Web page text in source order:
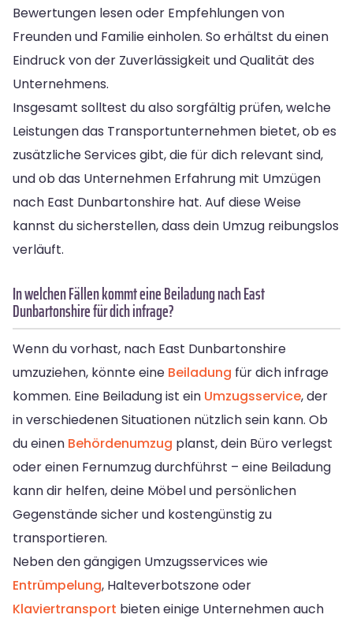
Bewertungen lesen oder Empfehlungen von
Freunden und Familie einholen. So erhältst du einen
Eindruck von der Zuverlässigkeit und Qualität des
Unternehmens.
Insgesamt solltest du also sorgfältig prüfen, welche
Leistungen das Transportunternehmen bietet, ob es
zusätzliche Services gibt, die für dich relevant sind,
und ob das Unternehmen Erfahrung mit Umzügen
nach East Dunbartonshire hat. Auf diese Weise
kannst du sicherstellen, dass dein Umzug reibungslos
verläuft.
In welchen Fällen kommt eine Beiladung nach East
Dunbartonshire für dich infrage?
Wenn du vorhast, nach East Dunbartonshire
umzuziehen, könnte eine Beiladung für dich infrage
kommen. Eine Beiladung ist ein Umzugsservice, der
in verschiedenen Situationen nützlich sein kann. Ob
du einen Behördenumzug planst, dein Büro verlegst
oder einen Fernumzug durchführst – eine Beiladung
kann dir helfen, deine Möbel und persönlichen
Gegenstände sicher und kostengünstig zu
transportieren.
Neben den gängigen Umzugsservices wie
Entrümpelung, Halteverbotszone oder
Klaviertransport bieten einige Unternehmen auch